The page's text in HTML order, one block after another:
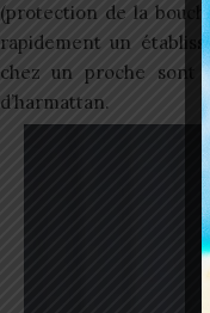
(protection de la
rapidement un
chez un proche sont
d’harmattan.